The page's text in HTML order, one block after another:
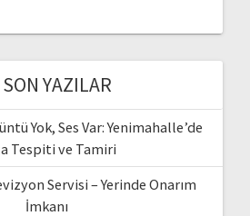
SON YAZILAR
Yok, Ses Var: Yenimahalle’de
Tespiti ve Tamiri
Servisi – Yerinde Onarım
İmkanı